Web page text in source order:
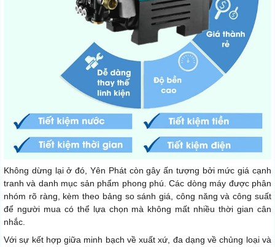
Không dừng lại ở đó, Yên Phát còn gây ấn tượng bởi mức giá cạnh
tranh và danh mục sản phẩm phong phú. Các dòng máy được phân
nhóm rõ ràng, kèm theo bảng so sánh giá, công năng và công suất
để người mua có thể lựa chọn mà không mất nhiều thời gian cân
nhắc.
Với sự kết hợp giữa minh bạch về xuất xứ, đa dạng về chủng loại và